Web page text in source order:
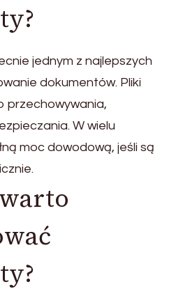
jednym z najlepszych
dokumentów. Pliki
przechowywania,
W wielu
moc dowodową, jeśli są